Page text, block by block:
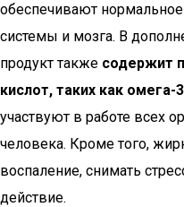
обеспечивают
системы и мозга. В
продукт также содержит
кислот, таких как омега-
участвуют в работе всех
человека. Кроме того,
воспаление, снимать
действие.